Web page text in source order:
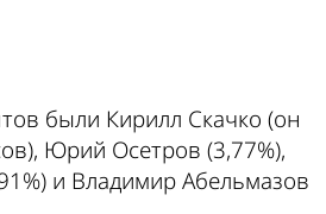
были Кирилл Скачко (он
Юрий Осетров (3,77%),
и Владимир Абельмазов